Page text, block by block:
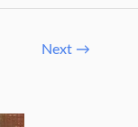
Next →